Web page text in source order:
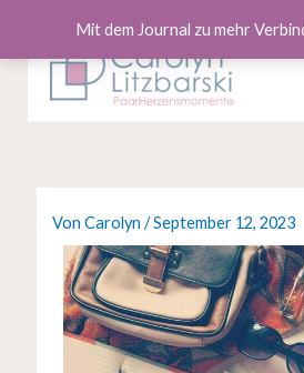
Mit dem Journal zu mehr
springen
VonCarolyn/September 12, 2023